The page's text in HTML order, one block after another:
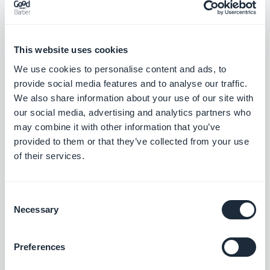
This website uses cookies
We use cookies to personalise content and ads, to
provide social media features and to analyse our traffic.
We also share information about your use of our site with
our social media, advertising and analytics partners who
may combine it with other information that you’ve
provided to them or that they’ve collected from your use
of their services.
Selection
Necessary
Preferences